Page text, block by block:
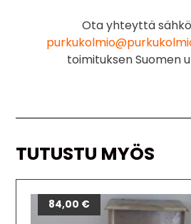
Ota yhteyttä
toimituksen Suomen
TUTUSTU MYÖS
84,00 €